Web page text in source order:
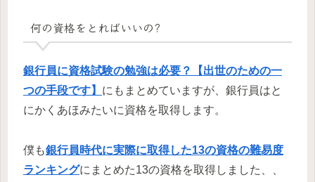
何の資格をとればいいの?
銀行員に資格試験の勉強は必要？【出世のための一
つの手段です】 にもまとめていますが、銀行員はと
にかくあほみたいに資格を取得します。
僕も銀行員時代に実際に取得した13の資格の難易度
ランキングにまとめた13の資格を取得しました、、